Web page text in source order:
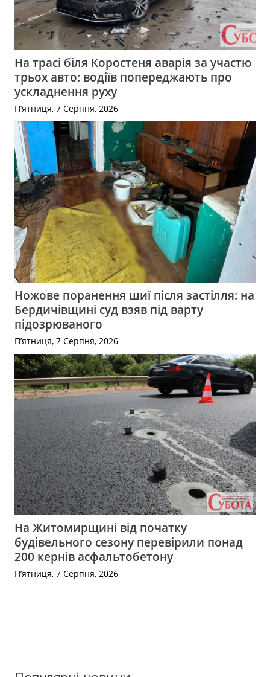
На трасі біля Коростеня аварія за участю
трьох авто: водіїв попереджають про
ускладнення руху
П’ятниця, 7 Серпня, 2026
Ножове поранення шиї після застілля: на
Бердичівщині суд взяв під варту
підозрюваного
П’ятниця, 7 Серпня, 2026
На Житомирщині від початку
будівельного сезону перевірили понад
200 кернів асфальтобетону
П’ятниця, 7 Серпня, 2026